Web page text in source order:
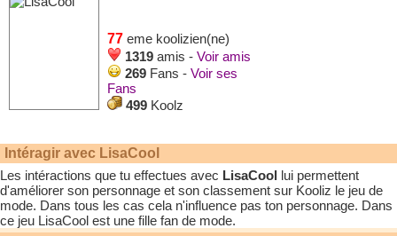
77 eme koolizien(ne)
1319 amis - Voir amis
269 Fans - Voir ses
Fans
499 Koolz
Intéragir avec LisaCool
Les intéractions que tu effectues avec LisaCool lui permettent
d'améliorer son personnage et son classement sur Kooliz le jeu de
mode. Dans tous les cas cela n'influence pas ton personnage. Dans
ce jeu LisaCool est une fille fan de mode.